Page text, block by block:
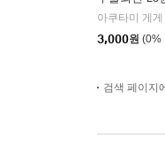
3,000원 (0%
검색 페이지